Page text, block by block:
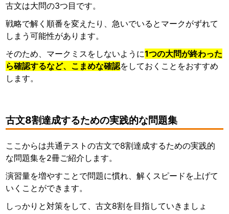
古文は大問の3つ目です。
戦略で解く順番を変えたり、急いでいるとマークがずれて
しまう可能性があります。
そのため、マークミスをしないように1つの大問が終わった
ら確認するなど、こまめな確認をしておくことをおすすめ
します。
古文8割達成するための実践的な問題集
ここからは共通テストの古文で8割達成するための実践的
な問題集を2冊ご紹介します。
演習量を増やすことで問題に慣れ、解くスピードを上げて
いくことができます。
しっかりと対策をして、古文8割を目指していきましょ